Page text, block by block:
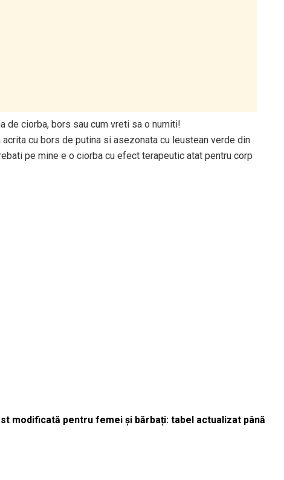
de ciorba, bors sau cum vreti sa o numiti!
cu bors de putina si asezonata cu leustean verde din
pe mine e o ciorba cu efect terapeutic atat pentru corp
modificată pentru femei și bărbați: tabel actualizat până